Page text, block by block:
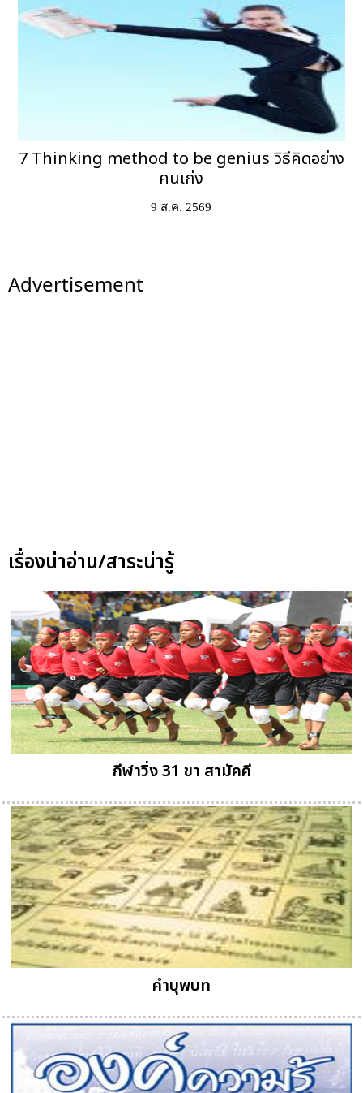
7 Thinking method to be genius วิธีคิดอย่าง
คนเก่ง
9 ส.ค. 2569
Advertisement
เรื่องน่าอ่าน/สาระน่ารู้
กีฬาวิ่ง 31 ขา สามัคคี
คำบุพบท